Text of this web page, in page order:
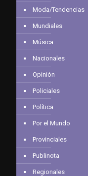
Moda/Tendencias
Mundiales
Música
Nacionales
Opinión
Policiales
Política
Por el Mundo
Provinciales
Publinota
Regionales